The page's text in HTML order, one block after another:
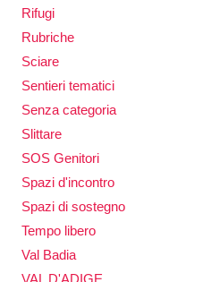
Rifugi
Rubriche
Sciare
Sentieri tematici
Senza categoria
Slittare
SOS Genitori
Spazi d'incontro
Spazi di sostegno
Tempo libero
Val Badia
VAL D'ADIGE